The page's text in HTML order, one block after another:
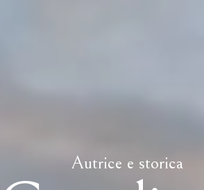
Autrice e storica